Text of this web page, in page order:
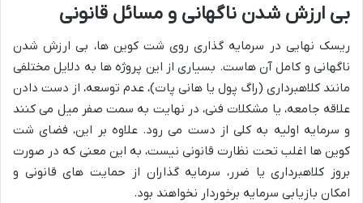
بی ارزش شدن ناگهانی و مسائل قانونی
ریسک نهایی در سرمایه گذاری روی شت کوین ها، بی ارزش شدن
ناگهانی و کامل آن هاست. بسیاری از این پروژه ها به دلایل مختلفی
مانند کلاهبرداری (راگ پول یا هانی پات)، عدم توسعه، از دست دادن
علاقه جامعه، یا مشکلات فنی، در نهایت به سمت صفر میل می کنند
و سرمایه اولیه به کلی از دست می رود. علاوه بر این، فضای شت
کوین ها اغلب تحت نظارت قانونی نیست، به این معنی که در صورت
بروز کلاهبرداری یا ضرر، سرمایه گذاران از حمایت های قانونی و
امکان بازیابی سرمایه برخوردار نخواهند بود.